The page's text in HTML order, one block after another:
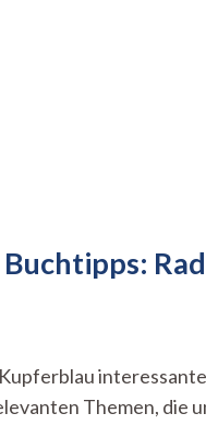
Themen, die